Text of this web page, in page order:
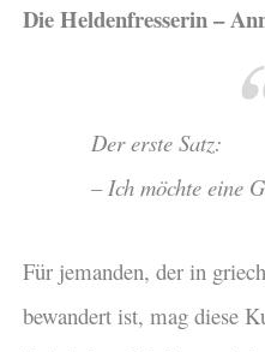
Die Heldenfresserin –
Der erste Satz:
– Ich möchte eine
Für jemanden, der in
bewandert ist, mag diese